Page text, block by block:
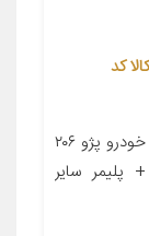
کد
معرفی محصول جزئیات محصول مناسب برای خودرو پژو ۲۰۶
+ پلیمر سایر